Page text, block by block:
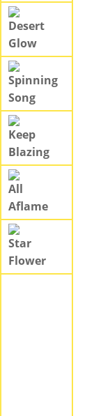
Desert
Glow
Spinning
Song
Keep
Blazing
All
Aflame
Star
Flower